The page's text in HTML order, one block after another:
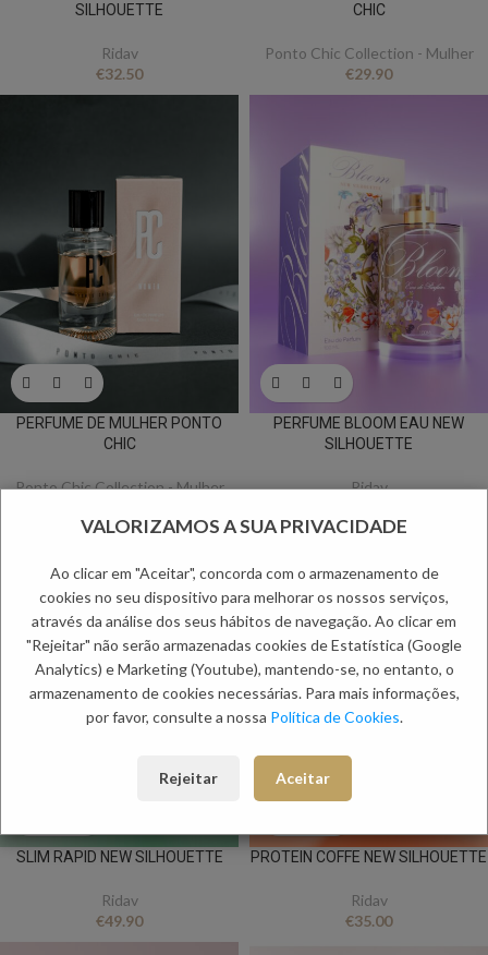
SILHOUETTE
Ridav
€32.50
CHIC
Ponto Chic Collection - Mulher
€29.90
PERFUME DE MULHER PONTO
CHIC
Ponto Chic Collection - Mulher
PERFUME BLOOM EAU NEW
SILHOUETTE
Ridav
SLIM RAPID NEW SILHOUETTE
Ridav
€49.90
PROTEIN COFFE NEW SILHOUETTE
Ridav
€35.00
VALORIZAMOS A SUA PRIVACIDADE
Ao clicar em "Aceitar", concorda com o armazenamento de
cookies no seu dispositivo para melhorar os nossos serviços,
através da análise dos seus hábitos de navegação. Ao clicar em
"Rejeitar" não serão armazenadas cookies de Estatística (Google
Analytics) e Marketing (Youtube), mantendo-se, no entanto, o
armazenamento de cookies necessárias. Para mais informações,
por favor, consulte a nossa Política de Cookies.
Rejeitar Aceitar